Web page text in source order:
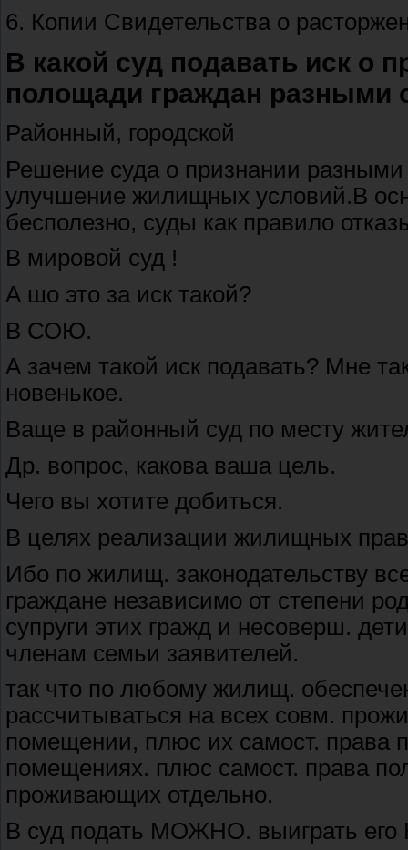
6. Копии Свидетельства о
В какой суд подавать иск о
полощади граждан разными
Районный, городской
Решение суда о признании
улучшение жилищных условий.В
бесполезно, суды как правило
В мировой суд !
А шо это за иск такой?
В СОЮ.
А зачем такой иск подавать? Мне
новенькое.
Ваще в районный суд по месту
Др. вопрос, какова ваша цель.
Чего вы хотите добиться.
В целях реализации жилищных
Ибо по жилищ. законодательству
граждане независимо от степени
супруги этих гражд и несоверш.
членам семьи заявителей.
так что по любому жилищ.
рассчитываться на всех совм.
помещении, плюс их самост. права
помещениях. плюс самост. права
проживающих отдельно.
В суд подать МОЖНО. выиграть